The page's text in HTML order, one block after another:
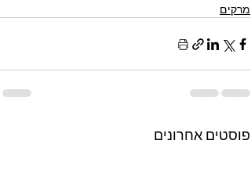
מרקים
פוסטים אחרונים